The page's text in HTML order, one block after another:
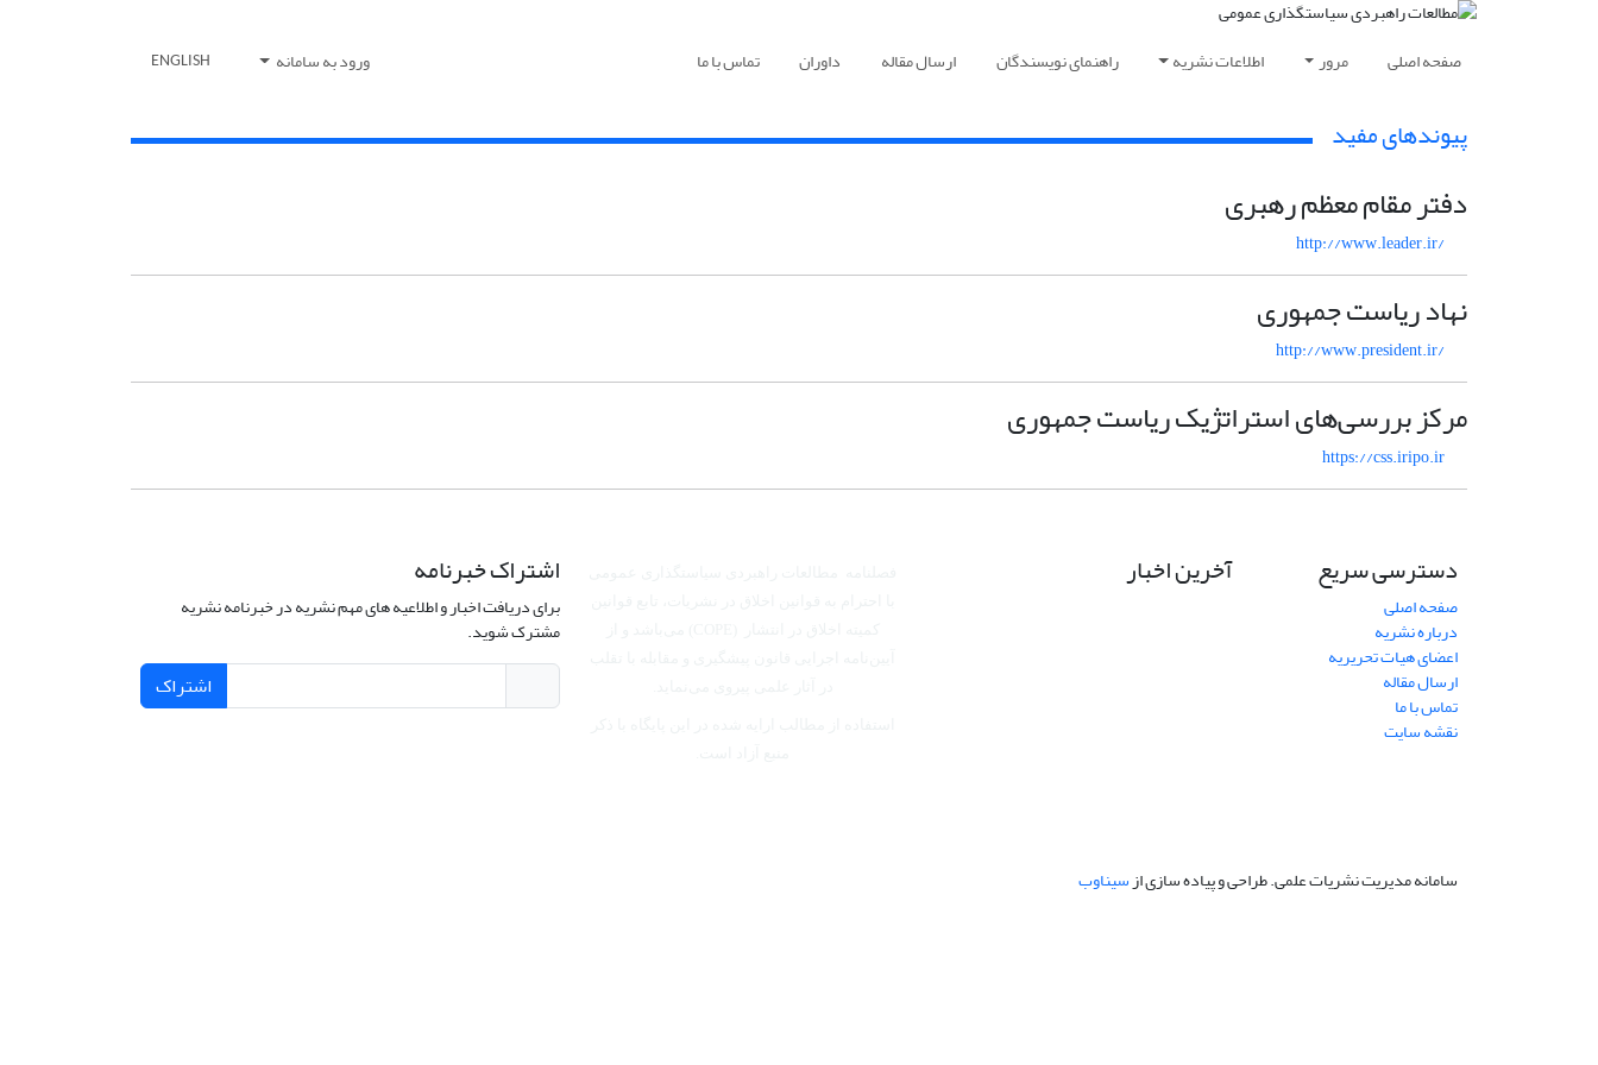
صفحه اصلی مرور اطلاعات نشریه راهنمای نویسندگان ارسال مقاله داوران تماس با ما ورود به سامانه ENGLISH
پیوندهای مفید
دفتر مقام معظم رهبری
http://www.leader.ir/
نهاد ریاست جمهوری
http://www.president.ir/
مرکز بررسی‌های استراتژیک ریاست جمهوری
https://css.iripo.ir
دسترسی سریع
صفحه اصلی
درباره نشریه
اعضای هیات تحریریه
ارسال مقاله
تماس با ما
نقشه سایت
آخرین اخبار اشتراک خبرنامه
برای دریافت اخبار و اطلاعیه های مهم نشریه در خبرنامه نشریه
مشترک شوید.
اشتراک
سامانه مدیریت نشریات علمی.طراحی و پیاده سازی ازسیناوب